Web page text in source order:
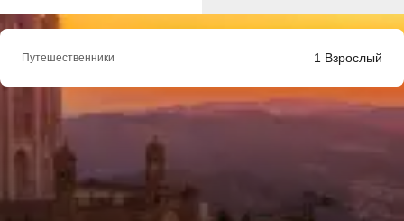
Путешественники 1 Взрослый